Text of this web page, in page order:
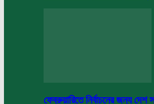
ফেব্রুয়ারিতে নির্বাচনের জন্য